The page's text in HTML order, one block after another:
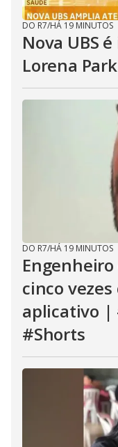
DO R7/HÁ 19 MINUTOS
Nova UBS
Lorena Park
DO R7/HÁ 19 MINUTOS
cinco
aplicativo |
#Shorts